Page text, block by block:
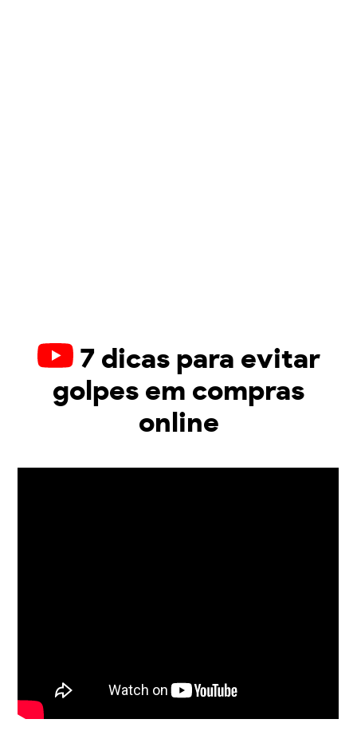
7 dicas para evitar
golpes em compras
online